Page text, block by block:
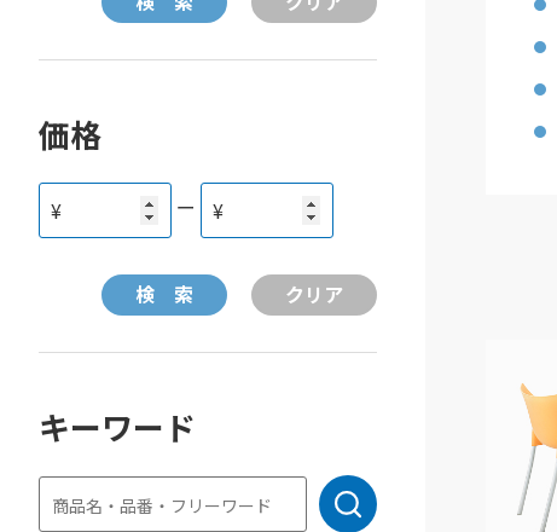
価格
¥ ー ¥
キーワード